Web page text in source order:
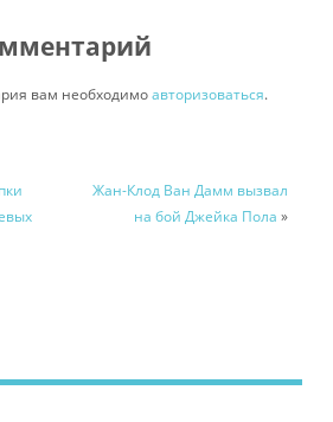
вам необходимоавторизоваться.
Жан-Клод Ван Дамм вызвал
на бой Джейка Пола »